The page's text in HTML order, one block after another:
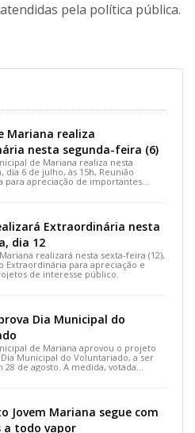
pela política pública.
Mariana realiza
nesta segunda-feira (6)
de Mariana realiza nesta
dia 6 de julho, às 15h, Reunião
para apreciação de importantes
Extraordinária nesta
dia 12
realizará nesta sexta-feira (12),
Extraordinária para apreciação e
de interesse público.
Dia Municipal do
de Mariana aprovou o projeto
Municipal do Voluntariado, a ser
28 de agosto. A medida, votada
Jovem Mariana segue com
a todo vapor